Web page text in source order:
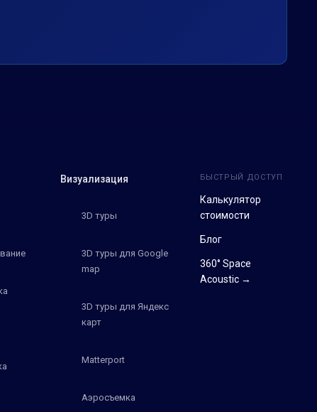
Визуализация
3D туры
3D туры для Google
map
3D туры для Яндекс
карт
Matterport
Аэросъемка
БЫСТРЫЙ ДОСТУП
Калькулятор
стоимости
Блог
360° Space
Acoustic →